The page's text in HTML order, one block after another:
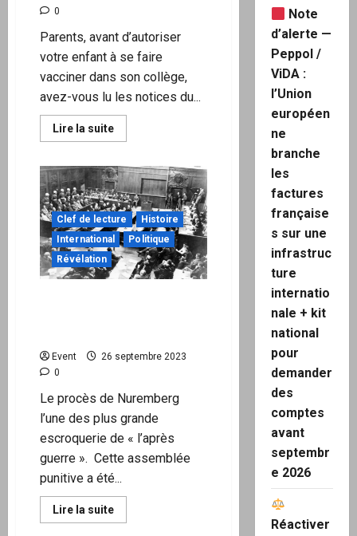
des
vaccins
complètement
différents
0
Parents, avant d’autoriser
votre enfant à se faire
vacciner dans son collège,
avez-vous lu les notices du...
Lire la suiteEn
savoir
« PARENTS »
Avez-
vous
lu
les
notices
du
Gardasil
?
Clef de lecture
Histoire
International
Politique
Révélation
Event
26 septembre 2023
0
Le procès de Nuremberg
l’une des plus grande
escroquerie de « l’après
guerre ». Cette assemblée
punitive a été...
Lire la suiteEn
savoir
Note
d’alerte —
Peppol /
ViDA :
l’Union
européen
ne
branche
les
factures
française
s sur une
infrastruc
ture
internatio
nale + kit
national
pour
demander
des
comptes
avant
septembr
e 2026
Réactiver